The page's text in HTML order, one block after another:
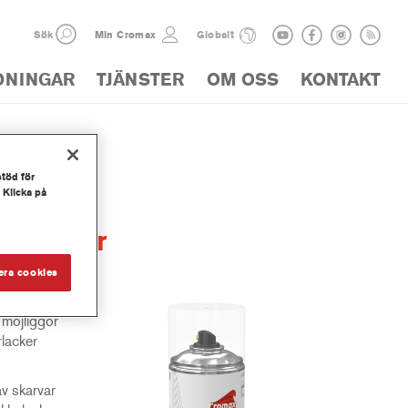
Sök Min Cromax Globalt
TJÄNSTER OM OSS KONTAKT
Thinner
skarvar
för
på
cookies